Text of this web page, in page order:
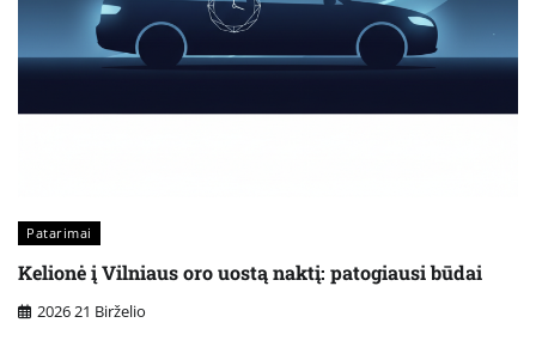
Patarimai
Kelionė į Vilniaus oro uostą naktį: patogiausi būdai
2026 21 Birželio